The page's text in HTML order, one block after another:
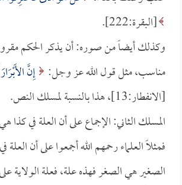
[البقرة:222].
وكذلك أيضاً من صوره: أن يذكر الحكم
مناسب، مثل قول الله عز وجل: إِنَّ
[الانفطار:13]، هذا بالنسبة لمسلك النص.
المسلك الثاني: الإجماع على أن العلة في كذا
فمثلاً العلماء رحمهم الله أجمعوا على أن
الصغير هي الصغر فهذه علة، فعلة الولاية